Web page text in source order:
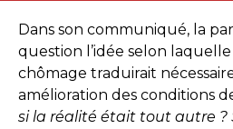
Dans son communiqué, la
question l’idée selon laquelle
chômage traduirait
amélioration des conditions
si la réalité était tout autre ?